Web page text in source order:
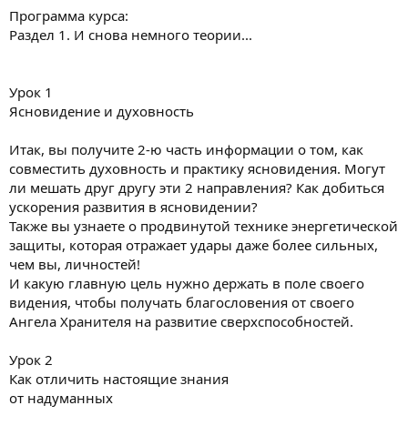
Программа курса:
Раздел 1. И снова немного теории...
Урок 1
Ясновидение и духовность
Итак, вы получите 2-ю часть информации о том, как
совместить духовность и практику ясновидения. Могут
ли мешать друг другу эти 2 направления? Как добиться
ускорения развития в ясновидении?
Также вы узнаете о продвинутой технике энергетической
защиты, которая отражает удары даже более сильных,
чем вы, личностей!
И какую главную цель нужно держать в поле своего
видения, чтобы получать благословения от своего
Ангела Хранителя на развитие сверхспособностей.
Урок 2
Как отличить настоящие знания
от надуманных